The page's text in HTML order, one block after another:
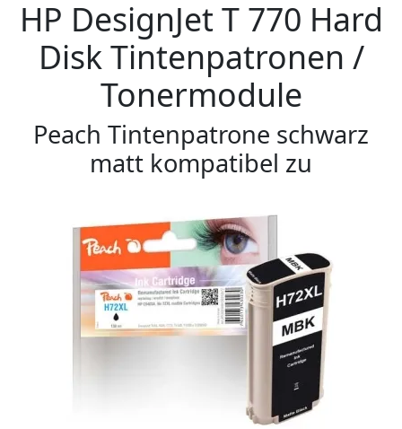
HP DesignJet T 770 Hard
Disk Tintenpatronen /
Tonermodule
Peach Tintenpatrone schwarz
matt kompatibel zu